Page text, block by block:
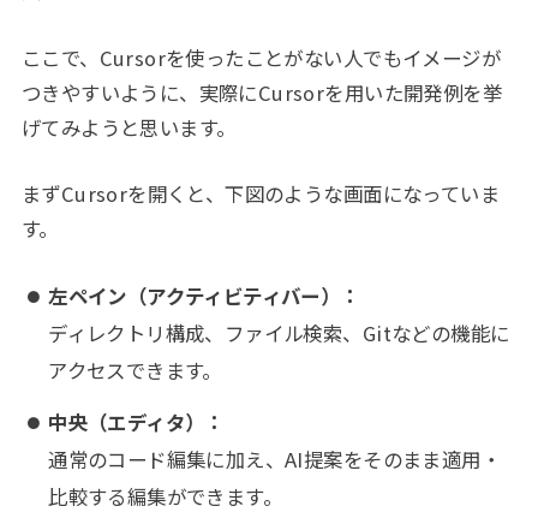
ここで、Cursorを使ったことがない人でもイメージが
つきやすいように、実際にCursorを用いた開発例を挙
げてみようと思います。
まずCursorを開くと、下図のような画面になっていま
す。
左ペイン（アクティビティバー）：
ディレクトリ構成、ファイル検索、Gitなどの機能に
アクセスできます。
中央（エディタ）：
通常のコード編集に加え、AI提案をそのまま適用・
比較する編集ができます。